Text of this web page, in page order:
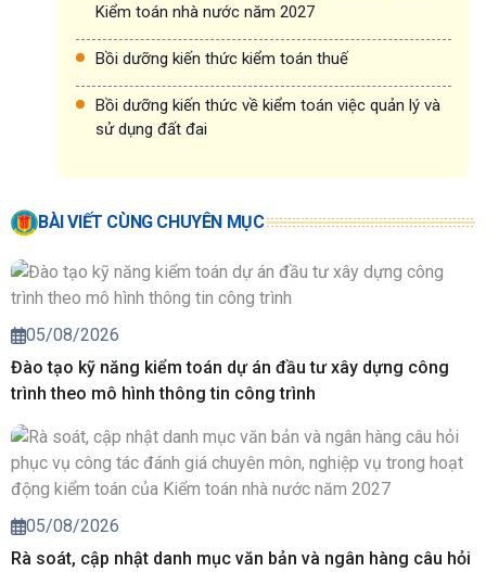
Kiểm toán nhà nước năm 2027
Bồi dưỡng kiến thức kiểm toán thuế
Bồi dưỡng kiến thức về kiểm toán việc quản lý và
sử dụng đất đai
BÀI VIẾT CÙNG CHUYÊN MỤC
05/08/2026
Đào tạo kỹ năng kiểm toán dự án đầu tư xây dựng công
trình theo mô hình thông tin công trình
05/08/2026
Rà soát, cập nhật danh mục văn bản và ngân hàng câu hỏi